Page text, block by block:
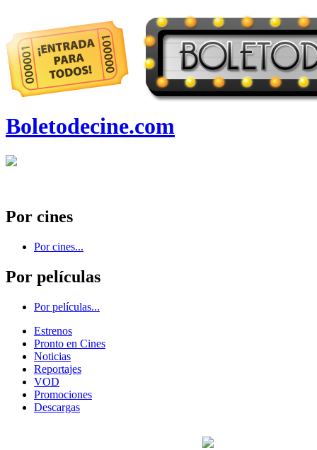
Boletodecine.com
Por cines
Por cines...
Por películas
Por películas...
Estrenos
Pronto en Cines
Noticias
Reportajes
VOD
Promociones
Descargas